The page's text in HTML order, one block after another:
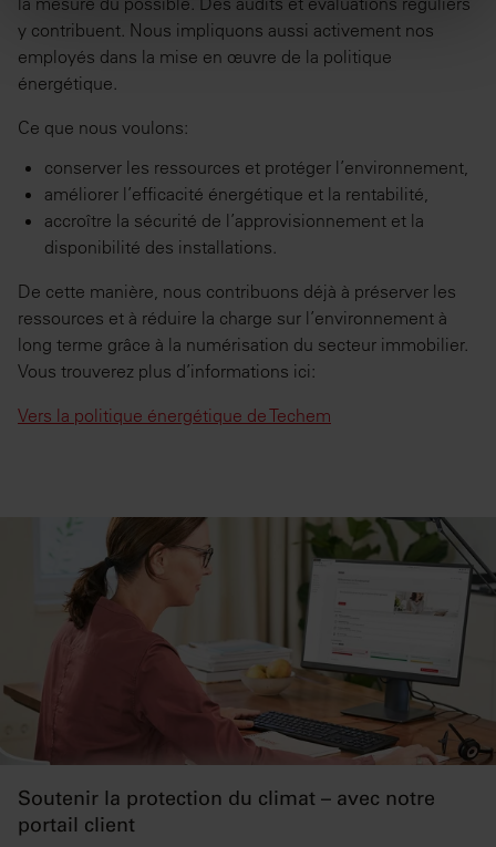
trafic. Nous partageons également des informations
sur l'utilisation de notre site avec nos partenaires de
médias sociaux, de publicité et d'analyse, qui
informations que vous leur avez fournies ou qu'ils
services.
y contribuent. Nous impliquons aussi activement nos
employés dans la mise en œuvre de la politique
énergétique.
Ce que nous voulons:
conserver les ressources et protéger l’environnement,
améliorer l’efficacité énergétique et la rentabilité,
accroître la sécurité de l’approvisionnement et la
disponibilité des installations.
De cette manière, nous contribuons déjà à préserver les
ressources et à réduire la charge sur l’environnement à
long terme grâce à la numérisation du secteur immobilier.
Vous trouverez plus d’informations ici:
Vers la politique énergétique de Techem
Soutenir la protection du climat – avec notre
portail client